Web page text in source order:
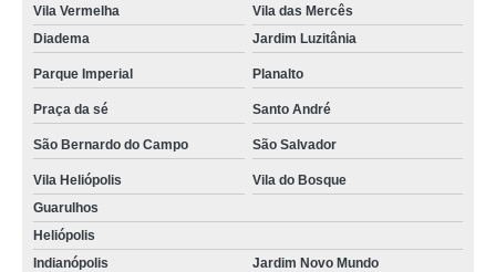
Vila Vermelha
Vila das Mercês
Diadema
Jardim Luzitânia
Parque Imperial Planalto
Praça da sé Santo André
São Bernardo do Campo São Salvador
Vila Heliópolis
Vila do Bosque
Guarulhos
Heliópolis
Indianópolis
Jardim Novo Mundo